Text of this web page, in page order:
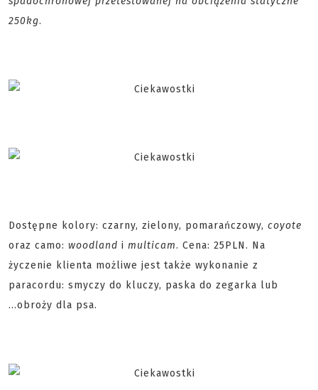
250kg.
Dostępne kolory: czarny, zielony, pomarańczowy, coyote
oraz camo: woodland i multicam. Cena: 25PLN. Na
życzenie klienta możliwe jest także wykonanie z
paracordu: smyczy do kluczy, paska do zegarka lub
...obroży dla psa.